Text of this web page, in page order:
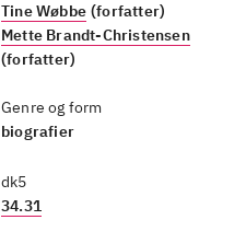
Tine Wøbbe (forfatter)
Mette Brandt-Christensen
(forfatter)
Genre og form
biografier
dk5
34.31